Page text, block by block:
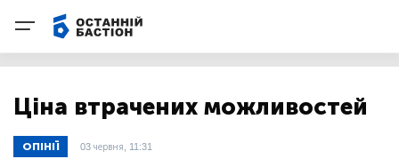
Ціна втрачених можливостей
ОПІНІЇ 03 червня, 11:31